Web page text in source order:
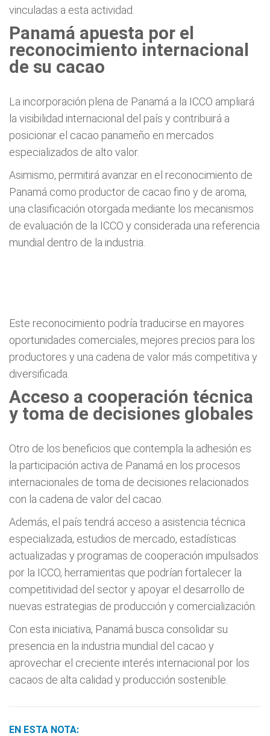
vinculadas a esta actividad.
Panamá apuesta por el
reconocimiento internacional
de su cacao
La incorporación plena de Panamá a la ICCO ampliará
la visibilidad internacional del país y contribuirá a
posicionar el cacao panameño en mercados
especializados de alto valor.
Asimismo, permitirá avanzar en el reconocimiento de
Panamá como productor de cacao fino y de aroma,
una clasificación otorgada mediante los mecanismos
de evaluación de la ICCO y considerada una referencia
mundial dentro de la industria.
Este reconocimiento podría traducirse en mayores
oportunidades comerciales, mejores precios para los
productores y una cadena de valor más competitiva y
diversificada.
Acceso a cooperación técnica
y toma de decisiones globales
Otro de los beneficios que contempla la adhesión es
la participación activa de Panamá en los procesos
internacionales de toma de decisiones relacionados
con la cadena de valor del cacao.
Además, el país tendrá acceso a asistencia técnica
especializada, estudios de mercado, estadísticas
actualizadas y programas de cooperación impulsados
por la ICCO, herramientas que podrían fortalecer la
competitividad del sector y apoyar el desarrollo de
nuevas estrategias de producción y comercialización.
Con esta iniciativa, Panamá busca consolidar su
presencia en la industria mundial del cacao y
aprovechar el creciente interés internacional por los
cacaos de alta calidad y producción sostenible.
EN ESTA NOTA: